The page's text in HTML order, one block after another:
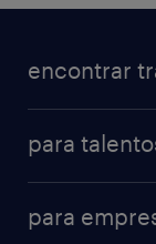
encontrar
para
para